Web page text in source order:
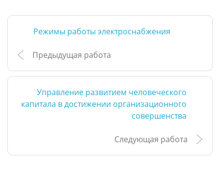
Режимы работы электроснабжения
Предыдущая работа
Управление развитием человеческого
капитала в достижении организационного
совершенства
Следующая работа